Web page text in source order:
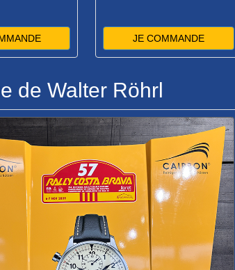
JE COMMANDE
de Walter Röhrl